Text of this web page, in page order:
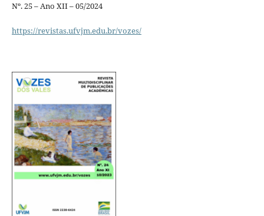
Nº. 25 – Ano XII – 05/2024
https://revistas.ufvjm.edu.br/vozes/